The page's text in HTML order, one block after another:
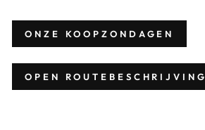
ONZE KOOPZONDAGEN
OPEN ROUTEBESCHRIJVING